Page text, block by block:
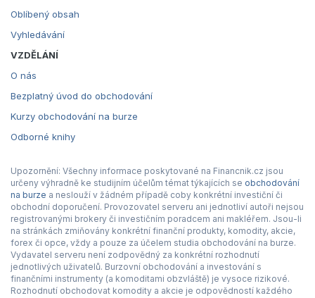
Oblíbený obsah
Vyhledávání
VZDĚLÁNÍ
O nás
Bezplatný úvod do obchodování
Kurzy obchodování na burze
Odborné knihy
Upozornění: Všechny informace poskytované na Financnik.cz jsou
určeny výhradně ke studijním účelům témat týkajících se obchodování
na burze a neslouží v žádném případě coby konkrétní investiční či
obchodní doporučení. Provozovatel serveru ani jednotliví autoři nejsou
registrovanými brokery či investičním poradcem ani makléřem. Jsou-li
na stránkách zmiňovány konkrétní finanční produkty, komodity, akcie,
forex či opce, vždy a pouze za účelem studia obchodování na burze.
Vydavatel serveru není zodpovědný za konkrétní rozhodnutí
jednotlivých uživatelů. Burzovní obchodování a investování s
finančními instrumenty (a komoditami obzvláště) je vysoce rizikové.
Rozhodnutí obchodovat komodity a akcie je odpovědností každého